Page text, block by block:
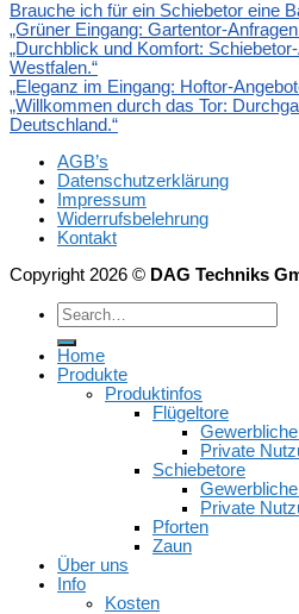
Brauche ich für ein Schiebetor eine
„Grüner Eingang: Gartentor-
„Durchblick und Komfort:
Westfalen.“
„Eleganz im Eingang: Hoftor-
„Willkommen durch das Tor:
Deutschland.“
AGB’s
Datenschutzerklärung
Impressum
Widerrufsbelehrung
Kontakt
Copyright 2026 © DAG Techniks
Home
Produkte
Produktinfos
Flügeltore
Private
Schiebetore
Private
Pforten
Zaun
Über uns
Info
Kosten